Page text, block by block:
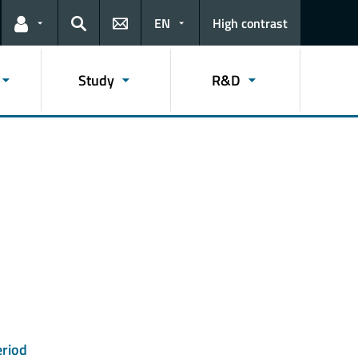
Links for the current user
Search
EN High contrast
Study R&D